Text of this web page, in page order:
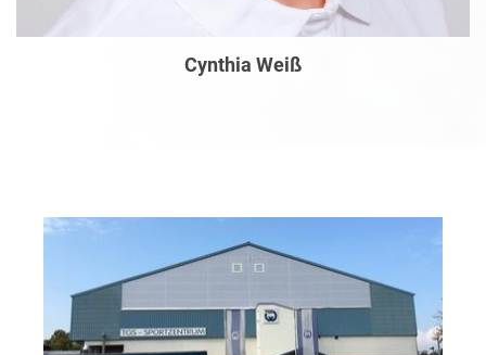
Cynthia Weiß